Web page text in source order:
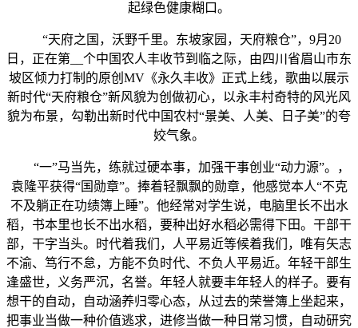
起绿色健康糊口。
“天府之国，沃野千里。东坡家园，天府粮仓”，9月20
日，正在第__个中国农人丰收节到临之际，由四川省眉山市东
坡区倾力打制的原创MV《永久丰收》正式上线，歌曲以展示
新时代“天府粮仓”新风貌为创做初心，以永丰村奇特的风光风
貌为布景，勾勒出新时代中国农村“景美、人美、日子美”的夸
姣气象。
“一”马当先，练就过硬本事，加强干事创业“动力源”。，
袁隆平获得“国勋章”。捧着轻飘飘的勋章，他感觉本人“不克
不及躺正在功绩簿上睡”。他经常对学生说，电脑里长不出水
稻，书本里也长不出水稻，要种出好水稻必需得下田。干部干
部，干字当头。时代着我们，人平易近等候着我们，唯有矢志
不渝、笃行不怠，方能不负时代、不负人平易近。年轻干部生
逢盛世，义务严沉，名誉。年轻人就要丰年轻人的样子。要有
想干的自动，自动涵养归零心态，从过去的荣誉簿上坐起来，
把事业当做一种价值逃求，进修当做一种日常习惯，自动研究